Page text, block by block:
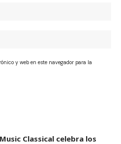
y web en este navegador para la
Classical celebra los